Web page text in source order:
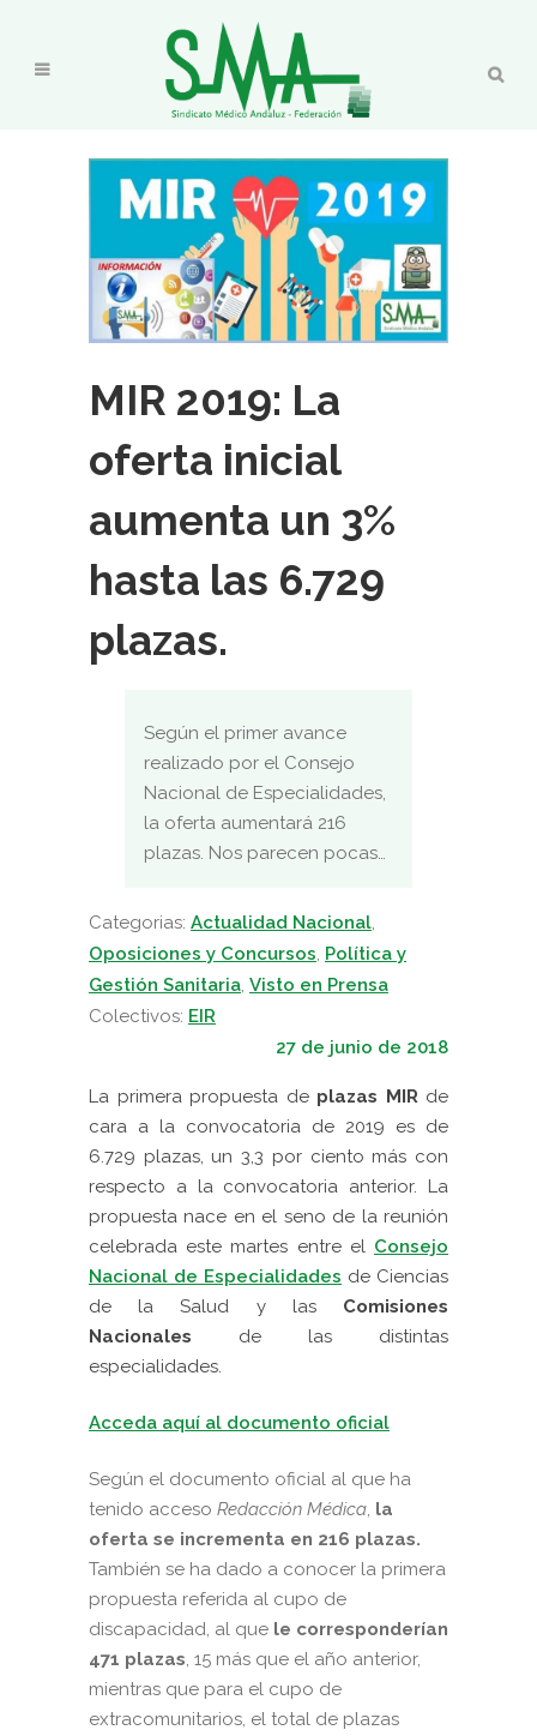
MIR 2019: La
oferta inicial
aumenta un 3%
hasta las 6.729
plazas.
Según el primer avance
realizado por el Consejo
Nacional de Especialidades,
la oferta aumentará 216
plazas. Nos parecen pocas…
Categorias: Actualidad Nacional
Oposiciones y Concursos Política y
Gestión Sanitaria Visto en Prensa
Colectivos: EIR
27 de junio de 2018
La primera propuesta de plazas MIR de
cara a la convocatoria de 2019 es de
6.729 plazas, un 3,3 por ciento más con
respecto a la convocatoria anterior. La
propuesta nace en el seno de la reunión
celebrada este martes entre el Consejo
Nacional de Especialidades de Ciencias
de la Salud y las Comisiones
Nacionales de las distintas
especialidades.
Acceda aquí al documento oficial
Según el documento oficial al que ha
tenido acceso Redacción Médica la
oferta se incrementa en 216 plazas.
También se ha dado a conocer la primera
propuesta referida al cupo de
discapacidad, al que le corresponderían
471 plazas , 15 más que el año anterior,
mientras que para el cupo de
extracomunitarios, el total de plazas